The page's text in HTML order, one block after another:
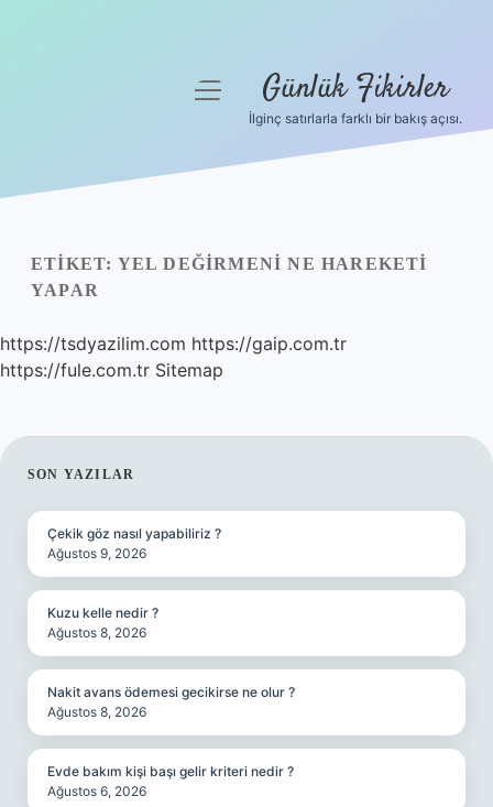
Yasal Uyarı
menüyü Günlük Fikirler
İlginç satırlarla farklı bir bakış açısı.
ETIKET: YEL DEĞIRMENI NE HAREKETI
YAPAR
https://tsdyazilim.com https://gaip.com.tr
https://fule.com.tr Sitemap
SIDEBAR
SON YAZILAR
Çekik göz nasıl yapabiliriz ?
Ağustos 9, 2026
Kuzu kelle nedir ?
Ağustos 8, 2026
Nakit avans ödemesi gecikirse ne olur ?
Ağustos 8, 2026
Evde bakım kişi başı gelir kriteri nedir ?
Ağustos 6, 2026